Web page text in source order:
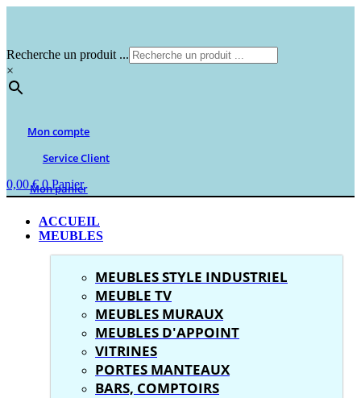
Recherche un produit ...
×
Mon compte
Service Client
0,00€ 0 Panier
Mon panier
ACCUEIL
MEUBLES
MEUBLES STYLE INDUSTRIEL
MEUBLE TV
MEUBLES MURAUX
MEUBLES D'APPOINT
VITRINES
PORTES MANTEAUX
BARS, COMPTOIRS